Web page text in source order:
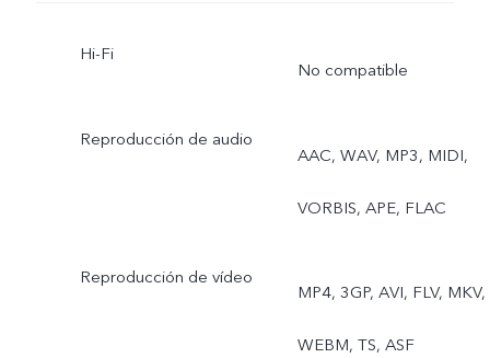
Hi-Fi
No compatible
Reproducción de audio
AAC, WAV, MP3, MIDI,
VORBIS, APE, FLAC
Reproducción de vídeo
MP4, 3GP, AVI, FLV, MKV,
WEBM, TS, ASF